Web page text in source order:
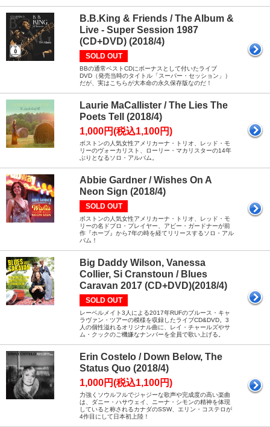
B.B.King & Friends / The Album &
Live - Super Session 1987
(CD+DVD) (2018/4)
SOLD OUT
BBの通常ベストCDにボーナスとして付いたライブ
DVD（発売当時のタイトル「スーパー・セッション」）
だが、実はこちらが大本命の永久保存版なのだ！
Laurie MaCallister / The Lies The
Poets Tell (2018/4)
1,000円(税込1,100円)
ボストンの人気女性アメリカーナ・トリオ、レッド・モ
リーのヴォーカリスト、ローリー・マカリスターの14年
ぶりとなるソロ・アルバム。
Abbie Gardner / Wishes On A
Neon Sign (2018/4)
SOLD OUT
ボストンの人気女性アメリカーナ・トリオ、レッド・モ
リーの名ドブロ・プレイヤー、アビー・ガードナーが前
作『ホープ』から7年の時を経てリリースするソロ・アル
バム！
Big Daddy Wilson, Vanessa
Collier, Si Cranstoun / Blues
Caravan 2017 (CD+DVD)(2018/4)
SOLD OUT
レーベルメイト3人による2017年RUFのブルース・キャ
ラヴァン・ツアーの模様を収録したライブCD&DVD。3
人の個性溢れるオリジナル曲に、レイ・チャールズやサ
ム・クックのご機嫌なナンバーを全員で歌い上げる。
Erin Costelo / Down Below, The
Status Quo (2018/4)
1,000円(税込1,100円)
力強くソウルフルでジャジーな歌声や完成度の高い楽曲
は、ダニー・ハサウェイ、ニーナ・シモンの精神を体現
していると称されるカナダのSSW、エリン・コステロが
4作目にして日本初上陸！